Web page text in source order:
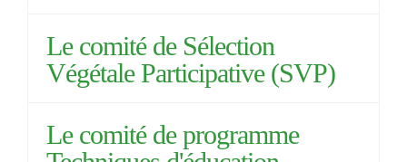
Le comité de Sélection
Végétale Participative (SVP)
Le comité de programme